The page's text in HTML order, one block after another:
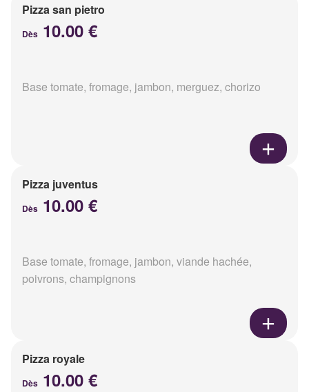
Pizza san pietro
Dès 10.00 €
Base tomate, fromage, jambon, merguez, chorizo
Pizza juventus
Dès 10.00 €
Base tomate, fromage, jambon, viande hachée,
poivrons, champignons
Pizza royale
Dès 10.00 €